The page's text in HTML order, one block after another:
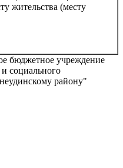
жительства (месту
бюджетное учреждение
социального
району"